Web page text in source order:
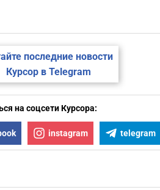
последние новости
Курсор в Telegram
на соцсети Курсора:
instagram telegram